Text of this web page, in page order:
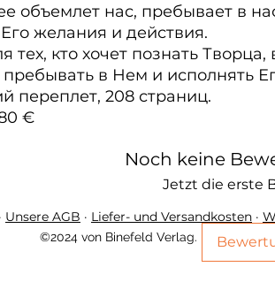
объемлет нас, пребывает в
желания и действия.
тех, кто хочет познать Творца,
пребывать в Нем и исполнять
переплет, 208 страниц.
€
Noch keine
Jetzt die erste
· Unsere AGB · Liefer- und Versandkosten ·
©2024 von Binefeld Verlag.